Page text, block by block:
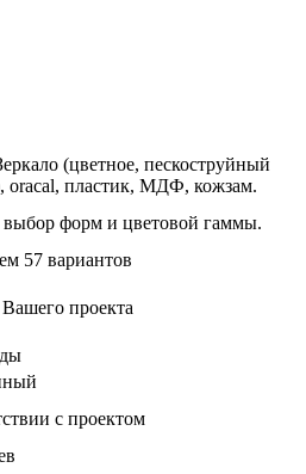
(цветное, пескоструйный
oracal, пластик, МДФ, кожзам.
форм и цветовой гаммы.
57 вариантов
Вашего проекта
с проектом